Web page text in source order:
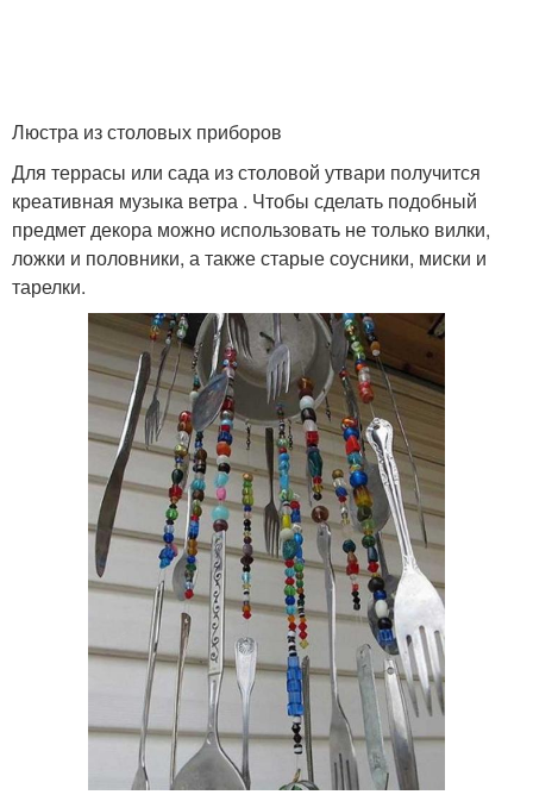
Люстра из столовых приборов
Для террасы или сада из столовой утвари получится
креативная музыка ветра . Чтобы сделать подобный
предмет декора можно использовать не только вилки,
ложки и половники, а также старые соусники, миски и
тарелки.